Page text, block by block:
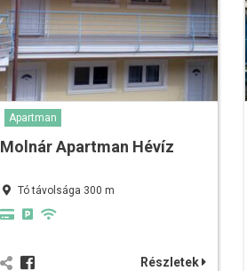
Apartman
Molnár Apartman Hévíz
Tó távolsága 300 m
Részletek